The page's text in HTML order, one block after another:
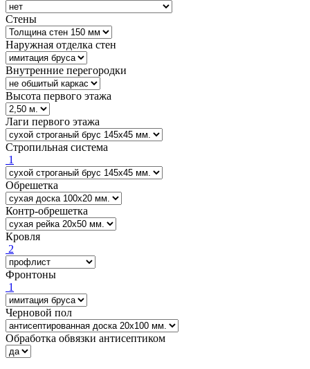
Стены
Наружная отделка стен
Внутренние перегородки
Высота первого этажа
Лаги первого этажа
Стропильная система
1
Обрешетка
Контр-обрешетка
Кровля
2
Фронтоны
1
Черновой пол
Обработка обвязки антисептиком